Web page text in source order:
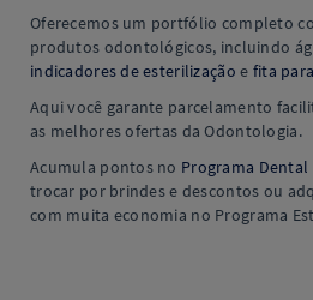
Oferecemos um portfólio completo
produtos odontológicos, incluindo
indicadores de esterilização e fita
Aqui você garante parcelamento
as melhores ofertas da Odontologia.
Acumula pontos no Programa
trocar por brindes e descontos ou
com muita economia no Programa